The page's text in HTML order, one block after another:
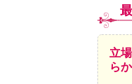
立
ら